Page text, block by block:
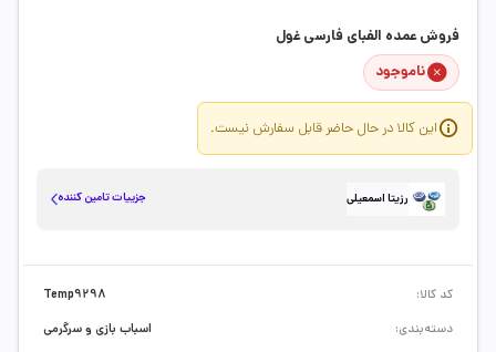
فروش عمده الفبای فارسی غول
ناموجود
این کالا در حال حاضر قابل سفارش نیست.
رزیتا اسمعیلی جزییات تامین کننده
کد کالا:
Temp9298
دسته‌بندی:
اسباب بازی و سرگرمی